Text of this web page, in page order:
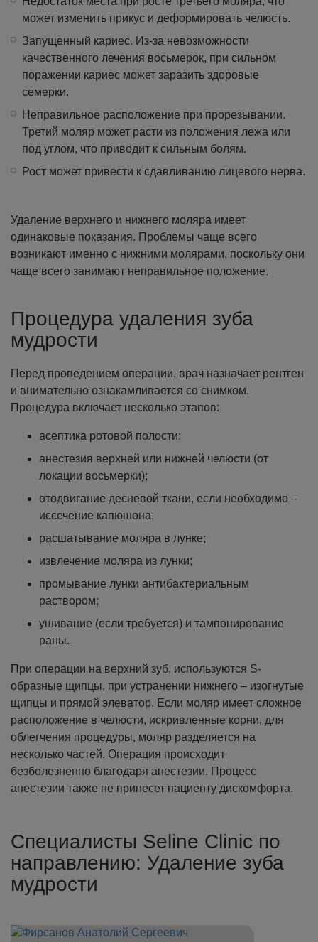
может изменить прикус и деформировать челюсть.
Запущенный кариес. Из-за невозможности
качественного лечения восьмерок, при сильном
поражении кариес может заразить здоровые
семерки.
Неправильное расположение при прорезывании.
Третий моляр может расти из положения лежа или
под углом, что приводит к сильным болям.
Рост может привести к сдавливанию лицевого нерва.
Удаление верхнего и нижнего моляра имеет
одинаковые показания. Проблемы чаще всего
возникают именно с нижними молярами, поскольку они
чаще всего занимают неправильное положение.
Процедура удаления зуба
мудрости
Перед проведением операции, врач назначает рентген
и внимательно ознакамливается со снимком.
Процедура включает несколько этапов:
асептика ротовой полости;
анестезия верхней или нижней челюсти (от
локации восьмерки);
отодвигание десневой ткани, если необходимо –
иссечение капюшона;
расшатывание моляра в лунке;
извлечение моляра из лунки;
промывание лунки антибактериальным
раствором;
ушивание (если требуется) и тампонирование
раны.
При операции на верхний зуб, используются S-
образные щипцы, при устранении нижнего – изогнутые
щипцы и прямой элеватор. Если моляр имеет сложное
расположение в челюсти, искривленные корни, для
облегчения процедуры, моляр разделяется на
несколько частей. Операция происходит
безболезненно благодаря анестезии. Процесс
анестезии также не принесет пациенту дискомфорта.
Специалисты Seline Clinic по
направлению: Удаление зуба
мудрости